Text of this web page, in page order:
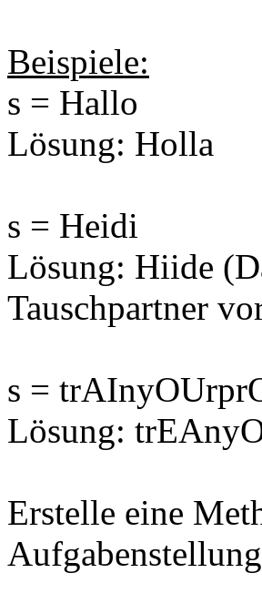
Beispiele:
s = Hallo
Lösung: Holla
s = Heidi
Lösung: Hiide
Tauschpartner
s =
Lösung:
Erstelle eine